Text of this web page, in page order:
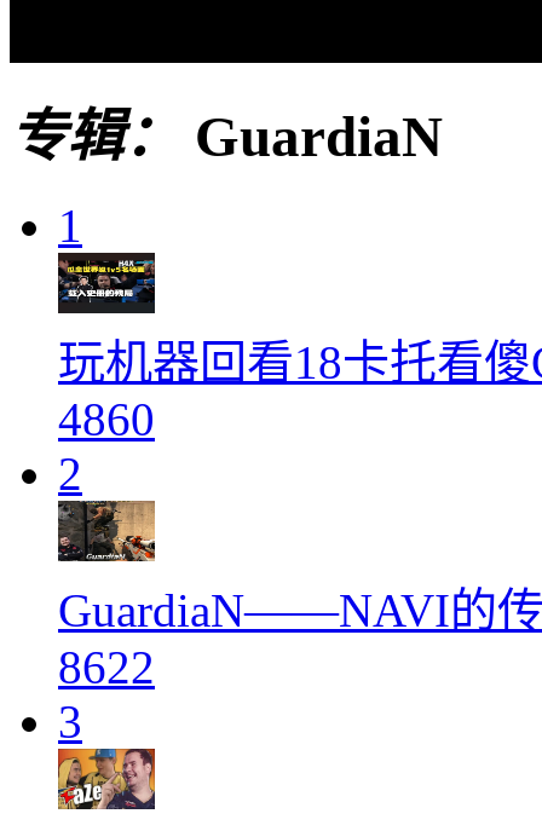
专辑： GuardiaN
1
玩机器回看18卡托看
4860
2
GuardiaN——NAVI的
8622
3